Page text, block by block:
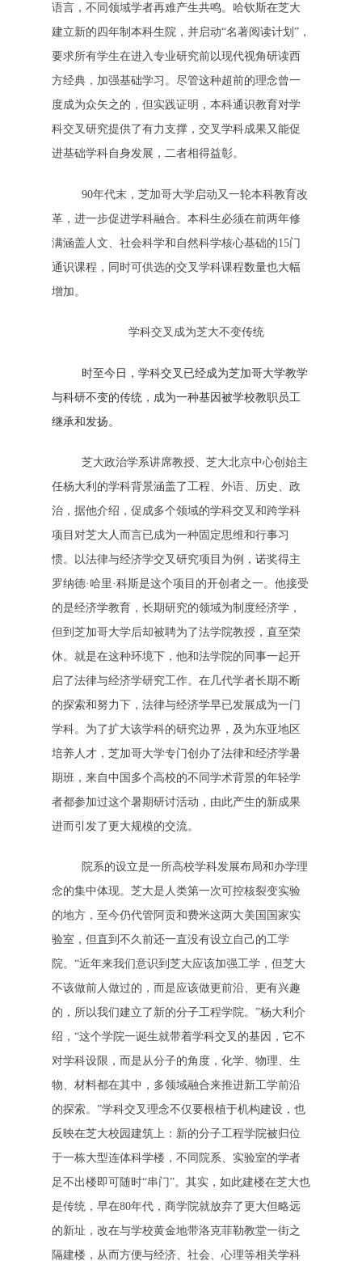
语言，不同领域学者再难产生共鸣。哈钦斯在芝大
建立新的四年制本科生院，并启动“名著阅读计划”，
要求所有学生在进入专业研究前以现代视角研读西
方经典，加强基础学习。尽管这种超前的理念曾一
度成为众矢之的，但实践证明，本科通识教育对学
科交叉研究提供了有力支撑，交叉学科成果又能促
进基础学科自身发展，二者相得益彰。
90年代末，芝加哥大学启动又一轮本科教育改
革，进一步促进学科融合。本科生必须在前两年修
满涵盖人文、社会科学和自然科学核心基础的15门
通识课程，同时可供选的交叉学科课程数量也大幅
增加。
学科交叉成为芝大不变传统
时至今日，学科交叉已经成为芝加哥大学教学
与科研不变的传统，成为一种基因被学校教职员工
继承和发扬。
芝大政治学系讲席教授、芝大北京中心创始主
任杨大利的学科背景涵盖了工程、外语、历史、政
治，据他介绍，促成多个领域的学科交叉和跨学科
项目对芝大人而言已成为一种固定思维和行事习
惯。以法律与经济学交叉研究项目为例，诺奖得主
罗纳德·哈里·科斯是这个项目的开创者之一。他接受
的是经济学教育，长期研究的领域为制度经济学，
但到芝加哥大学后却被聘为了法学院教授，直至荣
休。就是在这种环境下，他和法学院的同事一起开
启了法律与经济学研究工作。在几代学者长期不断
的探索和努力下，法律与经济学早已发展成为一门
学科。为了扩大该学科的研究边界，及为东亚地区
培养人才，芝加哥大学专门创办了法律和经济学暑
期班，来自中国多个高校的不同学术背景的年轻学
者都参加过这个暑期研讨活动，由此产生的新成果
进而引发了更大规模的交流。
院系的设立是一所高校学科发展布局和办学理
念的集中体现。芝大是人类第一次可控核裂变实验
的地方，至今仍代管阿贡和费米这两大美国国家实
验室，但直到不久前还一直没有设立自己的工学
院。“近年来我们意识到芝大应该加强工学，但芝大
不该做前人做过的，而是应该做更前沿、更有兴趣
的，所以我们建立了新的分子工程学院。”杨大利介
绍，“这个学院一诞生就带着学科交叉的基因，它不
对学科设限，而是从分子的角度，化学、物理、生
物、材料都在其中，多领域融合来推进新工学前沿
的探索。”学科交叉理念不仅要根植于机构建设，也
反映在芝大校园建筑上：新的分子工程学院被归位
于一栋大型连体科学楼，不同院系、实验室的学者
足不出楼即可随时“串门”。其实，如此建楼在芝大也
是传统，早在80年代，商学院就放弃了更大但略远
的新址，改在与学校黄金地带洛克菲勒教堂一街之
隔建楼，从而方便与经济、社会、心理等相关学科